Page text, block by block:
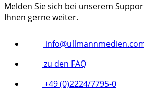
Melden Sie sich bei unserem
Ihnen gerne weiter.
zu den FAQ
+49 (0)2224/7795-0